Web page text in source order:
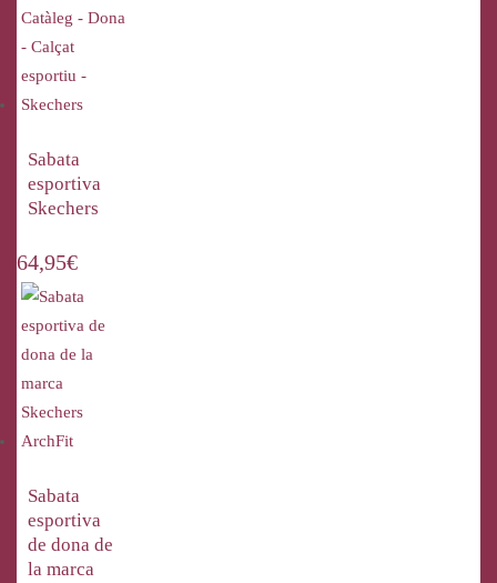
Sabata
esportiva
Skechers
64,95€
Sabata
esportiva
de dona de
la marca